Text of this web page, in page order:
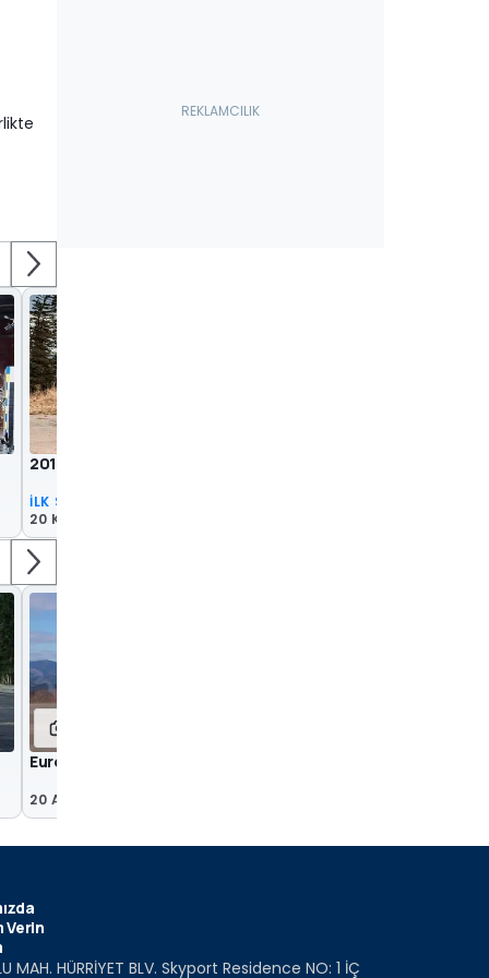
2017 Subaru XV AWD Xclusive İlk Sürüş
İLK SÜRÜŞ
20 Kas 2017
Euro NCAP - Çocuk Dostu 15 SUV
20 Ara 2017
Verin
MAH. HÜRRİYET BLV. Skyport Residence NO: 1 İÇ